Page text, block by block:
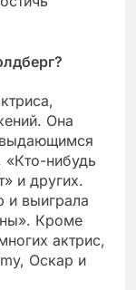
Она
выдающимся
нибудь
и других.
и выиграла
Кроме
актрис,
Оскар и